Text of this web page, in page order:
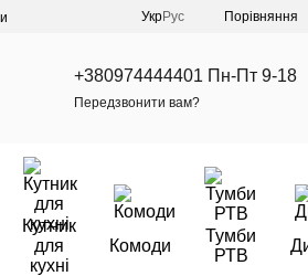
УкрРус Порівняння
+380974444401 Пн-Пт 9-18
Передзвонити вам?
Кутник
для
кухні
Комоди
Тумби
РТВ